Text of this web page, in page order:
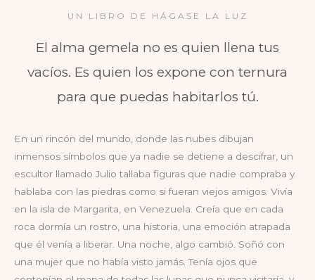
UN LIBRO DE HÁGASE LA LUZ
El alma gemela no es quien llena tus
vacíos. Es quien los expone con ternura
para que puedas habitarlos tú.
En un rincón del mundo, donde las nubes dibujan
inmensos símbolos que ya nadie se detiene a descifrar, un
escultor llamado Julio tallaba figuras que nadie compraba y
hablaba con las piedras como si fueran viejos amigos. Vivía
en la isla de Margarita, en Venezuela. Creía que en cada
roca dormía un rostro, una historia, una emoción atrapada
que él venía a liberar. Una noche, algo cambió. Soñó con
una mujer que no había visto jamás. Tenía ojos que